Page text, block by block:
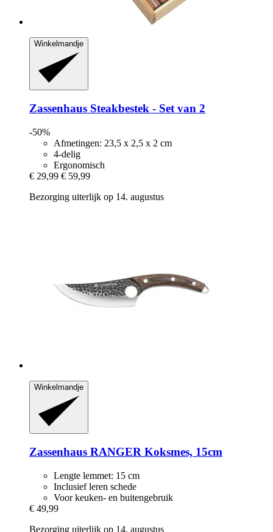
Winkelmandje
Zassenhaus Steakbestek -​ Set van 2
-50%
Afmetingen: 23,5 x 2,5 x 2 cm
4-delig
Ergonomisch
€ 29,99 € 59,99
Bezorging uiterlijk op 14. augustus
Winkelmandje
Zassenhaus RANGER Koksmes, 15cm
Lengte lemmet: 15 cm
Inclusief leren schede
Voor keuken- en buitengebruik
€ 49,99
Bezorging uiterlijk op 14. augustus